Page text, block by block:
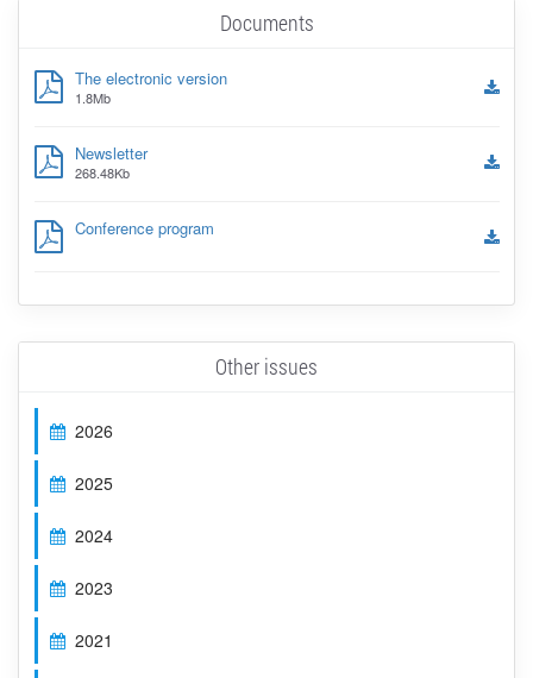
Documents
The electronic version
1.8Mb
Newsletter
268.48Kb
Conference program
Other issues
2026
2025
2024
2023
2021